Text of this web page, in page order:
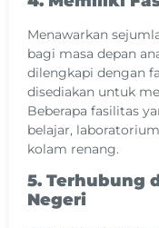
Menawarkan
bagi masa depan
dilengkapi dengan
disediakan untuk
Beberapa fasilitas
belajar,
kolam renang.
5. Terhubung
Negeri